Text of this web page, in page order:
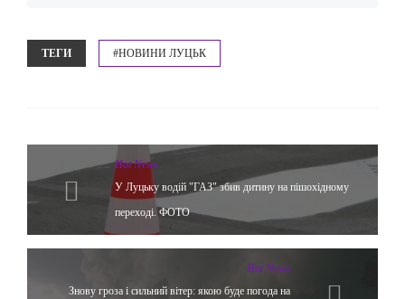
ТЕГИ #НОВИНИ ЛУЦЬК
Hot News
У Луцьку водій "ГАЗ" збив дитину на пішохідному
переході. ФОТО
Hot News
Знову гроза і сильний вітер: якою буде погода на